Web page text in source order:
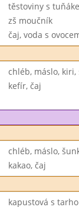
těstoviny s
zš moučník
čaj, voda s
chléb, máslo, kiri,
kefír, čaj
chléb, máslo,
kakao, čaj
kapustová s